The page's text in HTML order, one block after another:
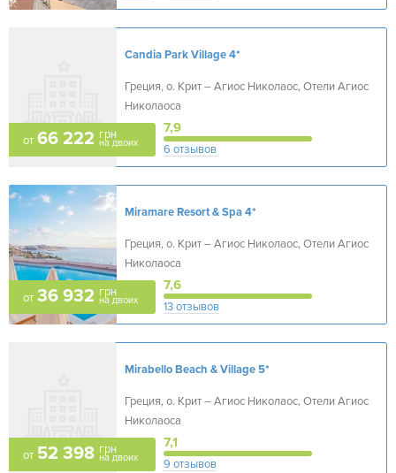
от 66 222 грн
на двоих
Candia Park Village4*
Греция, о. Крит – Агиос Николаос, Отели Агиос
Николаоса
7,9
6 отзывов
от 36 932 грн
на двоих
Miramare Resort & Spa4*
Греция, о. Крит – Агиос Николаос, Отели Агиос
Николаоса
7,6
13 отзывов
от 52 398 грн
на двоих
Mirabello Beach & Village5*
Греция, о. Крит – Агиос Николаос, Отели Агиос
Николаоса
7,1
9 отзывов